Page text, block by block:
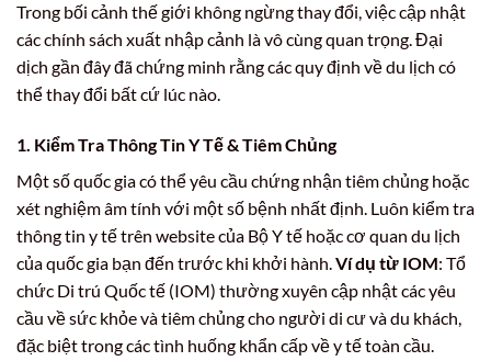
Trong bối cảnh thế giới không ngừng thay đổi, việc cập nhật
các chính sách xuất nhập cảnh là vô cùng quan trọng. Đại
dịch gần đây đã chứng minh rằng các quy định về du lịch có
thể thay đổi bất cứ lúc nào.
1. Kiểm Tra Thông Tin Y Tế & Tiêm Chủng
Một số quốc gia có thể yêu cầu chứng nhận tiêm chủng hoặc
xét nghiệm âm tính với một số bệnh nhất định. Luôn kiểm tra
thông tin y tế trên website của Bộ Y tế hoặc cơ quan du lịch
của quốc gia bạn đến trước khi khởi hành.Ví dụ từ IOM: Tổ
chức Di trú Quốc tế (IOM) thường xuyên cập nhật các yêu
cầu về sức khỏe và tiêm chủng cho người di cư và du khách,
đặc biệt trong các tình huống khẩn cấp về y tế toàn cầu.